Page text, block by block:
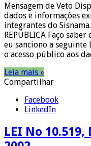
Mensagem de Veto
dados e informações
integrantes do
REPÚBLICA Faço
eu sanciono a
o acesso público aos
Leia mais »
Compartilhar
Facebook
LinkedIn
LEI No 10.519,